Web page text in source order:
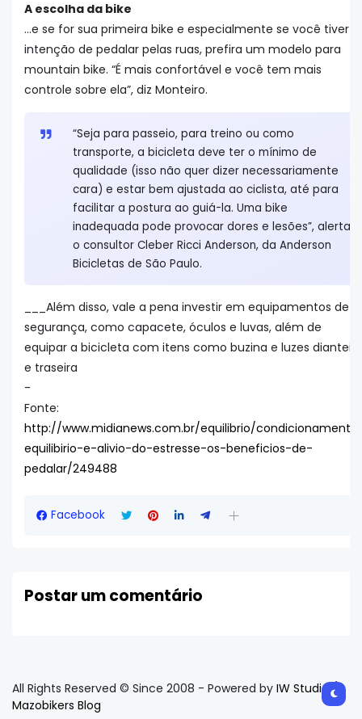
A escolha da bike
...e se for sua primeira bike e especialmente se você tiver
intenção de pedalar pelas ruas, prefira um modelo para
mountain bike. “É mais confortável e você tem mais
controle sobre ela”, diz Monteiro.
“Seja para passeio, para treino ou como
transporte, a bicicleta deve ter o mínimo de
qualidade (isso não quer dizer necessariamente
cara) e estar bem ajustada ao ciclista, até para
facilitar a postura ao guiá-la. Uma bike
inadequada pode provocar dores e lesões”, alerta
o consultor Cleber Ricci Anderson, da Anderson
Bicicletas de São Paulo.
___Além disso, vale a pena investir em equipamentos de
segurança, como capacete, óculos e luvas, além de
equipar a bicicleta com itens como buzina e luzes dianteira
e traseira
-
Fonte:
http://www.midianews.com.br/equilibrio/
equilibirio-e-alivio-do-estresse-os-beneficios-de-
pedalar/249488
Facebook
Postar um comentário
All Rights Reserved © Since 2008 - Powered by IW Studio /
Mazobikers Blog